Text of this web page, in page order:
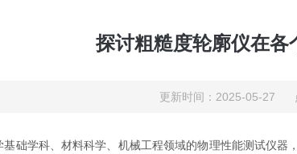
探讨粗糙度轮廓仪在各
更新时间：2025-05-27
础学科、材料科学、机械工程领域的物理性能测试仪